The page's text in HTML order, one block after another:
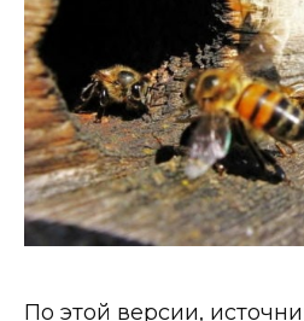
По этой версии,